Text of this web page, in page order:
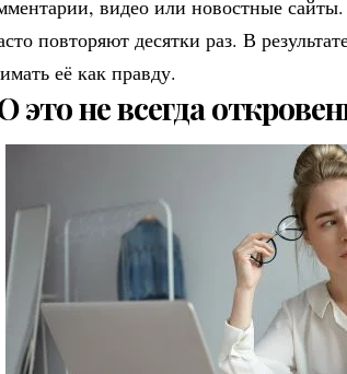
видео или новостные
повторяют десятки раз. В
её как правду.
не всегда